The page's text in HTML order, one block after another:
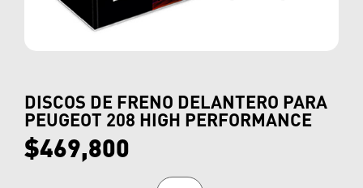
DISCOS DE FRENO DELANTERO PARA
PEUGEOT 208 HIGH PERFORMANCE
$469,800